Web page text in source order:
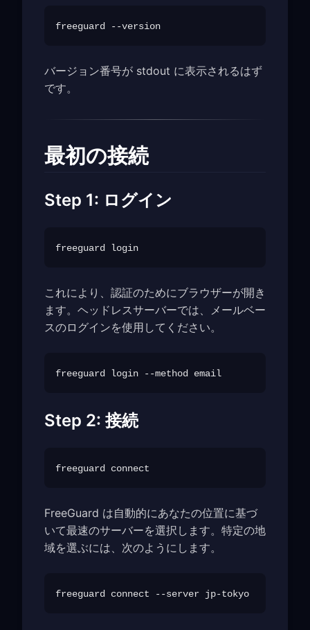
バージョン番号が stdout に表示されるはず
です。
最初の接続
Step 1: ログイン
これにより、認証のためにブラウザーが開き
ます。ヘッドレスサーバーでは、メールベー
スのログインを使用してください。
Step 2: 接続
FreeGuard は自動的にあなたの位置に基づ
いて最速のサーバーを選択します。特定の地
域を選ぶには、次のようにします。